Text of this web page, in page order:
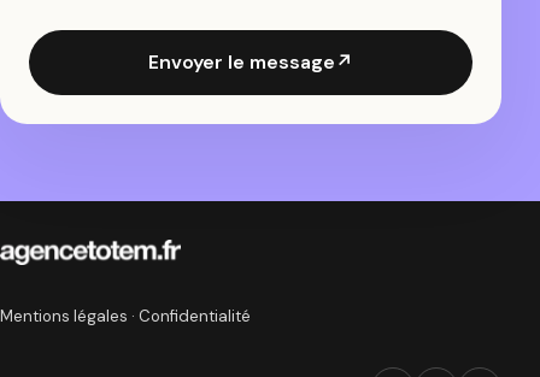
Envoyer le message↗
Mentions légales · Confidentialité